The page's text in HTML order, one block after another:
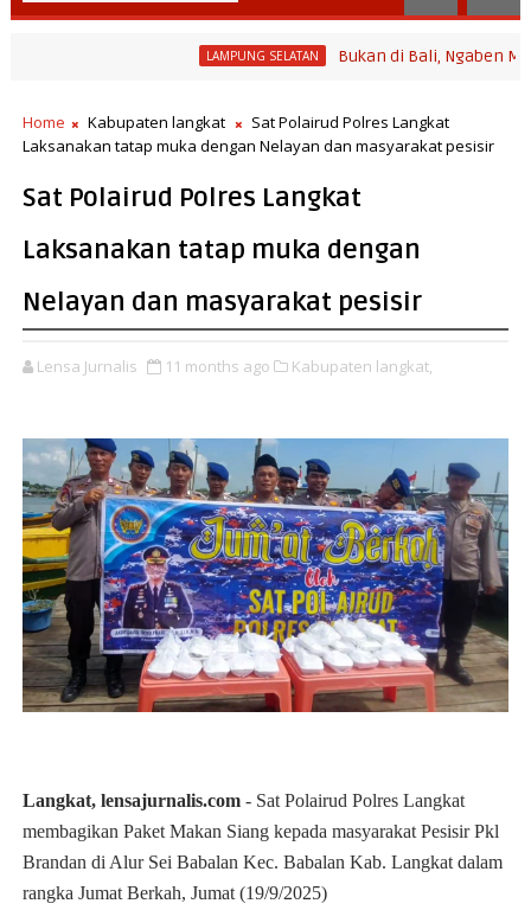
LAMPUNG SELATAN Bukan di Bali, Ngaben Massal
Home Kabupaten langkat
Sat Polairud Polres Langkat
Laksanakan tatap muka dengan Nelayan dan masyarakat pesisir
Sat Polairud Polres Langkat
Laksanakan tatap muka dengan
Nelayan dan masyarakat pesisir
Lensa Jurnalis 11 months ago Kabupaten langkat,
Langkat, lensajurnalis.com- Sat Polairud Polres Langkat
membagikan Paket Makan Siang kepada masyarakat Pesisir Pkl
Brandan di Alur Sei Babalan Kec. Babalan Kab. Langkat dalam
rangka Jumat Berkah, Jumat (19/9/2025)